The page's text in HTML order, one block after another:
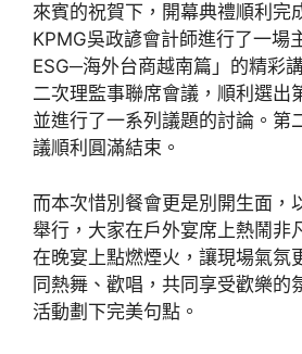
來賓的祝賀下，開幕典禮順利完
KPMG吳政諺會計師進行了一場
ESG─海外台商越南篇」的精彩
二次理監事聯席會議，順利選出
並進行了一系列議題的討論。第
議順利圓滿結束。
而本次惜別餐會更是別開生面，
舉行，大家在戶外宴席上熱鬧非
在晚宴上點燃煙火，讓現場氣氛
同熱舞、歡唱，共同享受歡樂的
活動劃下完美句點。